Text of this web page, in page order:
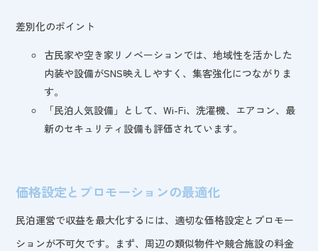
差別化のポイント
古民家や空き家リノベーションでは、地域性を活かした
内装や設備がSNS映えしやすく、集客強化につながりま
す。
「民泊人気設備」として、Wi-Fi、洗濯機、エアコン、最
新のセキュリティ設備も評価されています。
価格設定とプロモーションの最適化
民泊運営で収益を最大化するには、適切な価格設定とプロモー
ションが不可欠です。まず、周辺の類似物件や競合施設の料金